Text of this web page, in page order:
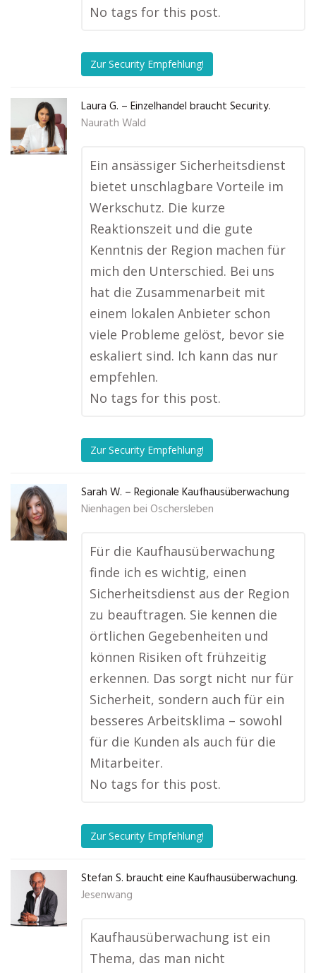
No tags for this post.
Zur Security Empfehlung!
Laura G. – Einzelhandel braucht Security.
Naurath Wald
Ein ansässiger Sicherheitsdienst
bietet unschlagbare Vorteile im
Werkschutz. Die kurze
Reaktionszeit und die gute
Kenntnis der Region machen für
mich den Unterschied. Bei uns
hat die Zusammenarbeit mit
einem lokalen Anbieter schon
viele Probleme gelöst, bevor sie
eskaliert sind. Ich kann das nur
empfehlen.
No tags for this post.
Zur Security Empfehlung!
Sarah W. – Regionale Kaufhausüberwachung
Nienhagen bei Oschersleben
Für die Kaufhausüberwachung
finde ich es wichtig, einen
Sicherheitsdienst aus der Region
zu beauftragen. Sie kennen die
örtlichen Gegebenheiten und
können Risiken oft frühzeitig
erkennen. Das sorgt nicht nur für
Sicherheit, sondern auch für ein
besseres Arbeitsklima – sowohl
für die Kunden als auch für die
Mitarbeiter.
No tags for this post.
Zur Security Empfehlung!
Stefan S. braucht eine Kaufhausüberwachung.
Jesenwang
Kaufhausüberwachung ist ein
Thema, das man nicht